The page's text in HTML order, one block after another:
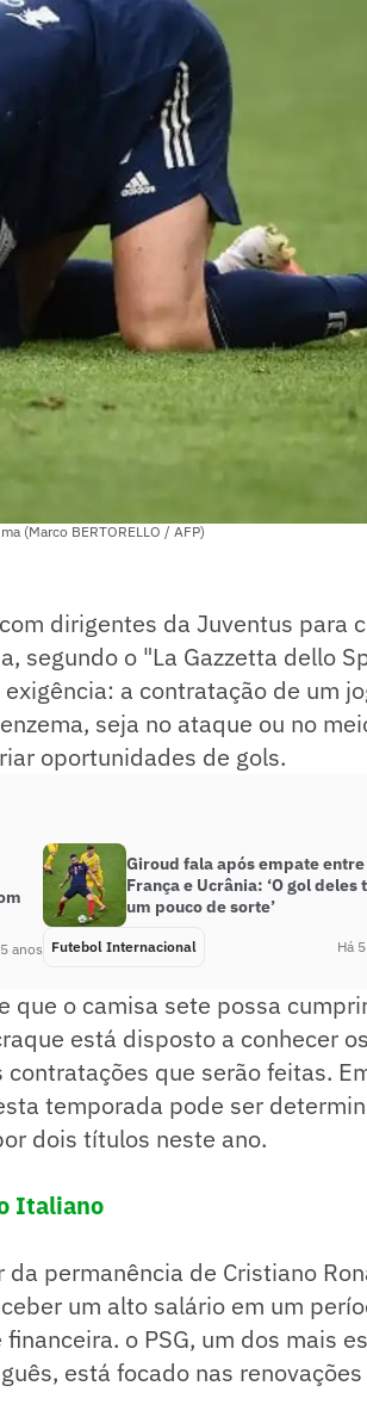
(Marco BERTORELLO / AFP)
dirigentes da Juventus para
segundo o "La Gazzetta dello
a contratação de um
seja no ataque ou no
oportunidades de gols.
anos
Giroud fala após empate entre
França e Ucrânia: ‘O gol deles
um pouco de sorte’
Futebol Internacional Há
que o camisa sete possa
está disposto a conhecer
que serão feitas.
temporada pode ser
dois títulos neste ano.
Italiano
permanência de Cristiano
um alto salário em um
o PSG, um dos mais
está focado nas